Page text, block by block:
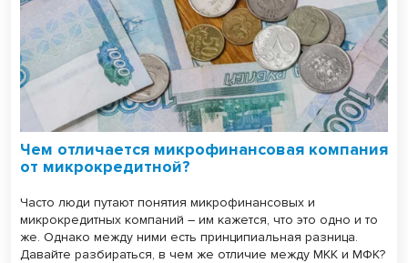
Чем отличается микрофинансовая компания
от микрокредитной?
Часто люди путают понятия микрофинансовых и
микрокредитных компаний – им кажется, что это одно и то
же. Однако между ними есть принципиальная разница.
Давайте разбираться, в чем же отличие между МКК и МФК?